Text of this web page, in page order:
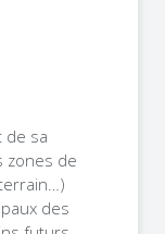
de sa
zones de
des